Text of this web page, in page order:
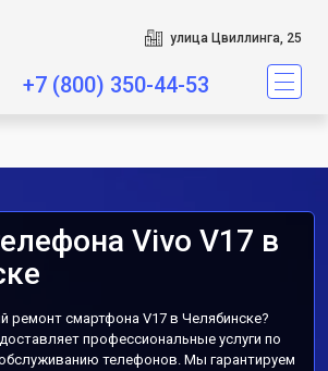
улица Цвиллинга, 25
+7 (800) 350-44-53
Vivo V17 в
ремонт смартфона V17 в Челябинске?
профессиональные услуги по
телефонов. Мы гарантируем